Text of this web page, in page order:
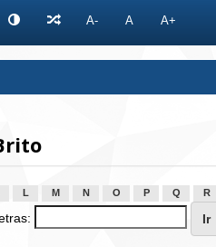
A- A A+
L M N O P Q R